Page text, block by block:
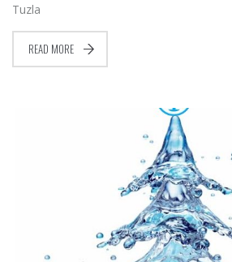
Tuzla
READ MORE